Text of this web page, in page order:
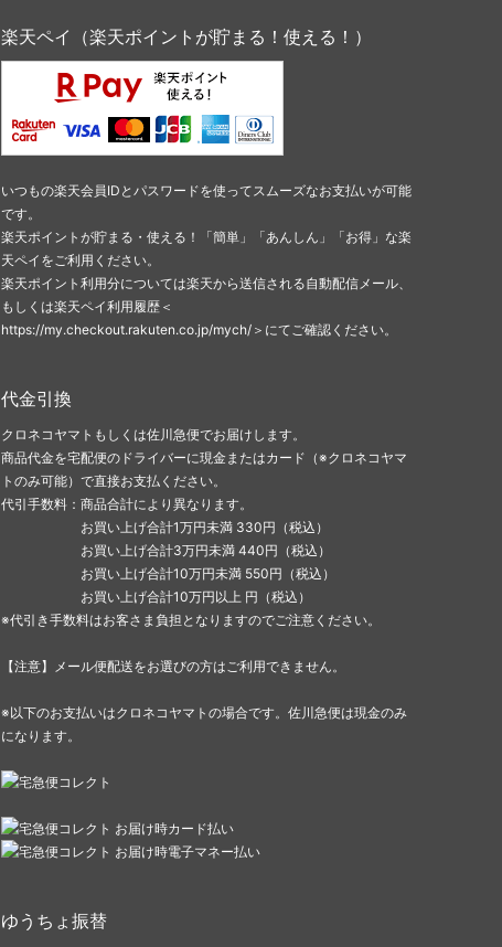
楽天ペイ（楽天ポイントが貯まる！使える！）
いつもの楽天会員IDとパスワードを使ってスムーズなお支払いが可能
です。
楽天ポイントが貯まる・使える！「簡単」「あんしん」「お得」な楽
天ペイをご利用ください。
楽天ポイント利用分については楽天から送信される自動配信メール、
もしくは楽天ペイ利用履歴＜
https://my.checkout.rakuten.co.jp/mych/＞にてご確認ください。
代金引換
クロネコヤマトもしくは佐川急便でお届けします。
商品代金を宅配便のドライバーに現金またはカード（※クロネコヤマ
トのみ可能）で直接お支払ください。
代引手数料：商品合計により異なります。
お買い上げ合計1万円未満 330円（税込）
お買い上げ合計3万円未満 440円（税込）
お買い上げ合計10万円未満 550円（税込）
お買い上げ合計10万円以上 円（税込）
※代引き手数料はお客さま負担となりますのでご注意ください。
【注意】メール便配送をお選びの方はご利用できません。
※以下のお支払いはクロネコヤマトの場合です。佐川急便は現金のみ
になります。
ゆうちょ振替